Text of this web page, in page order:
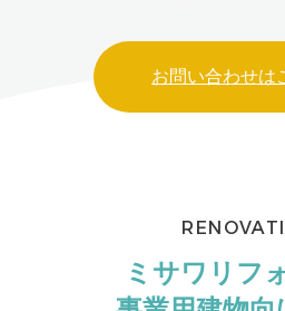
お問い合わせは
ミサワリフ